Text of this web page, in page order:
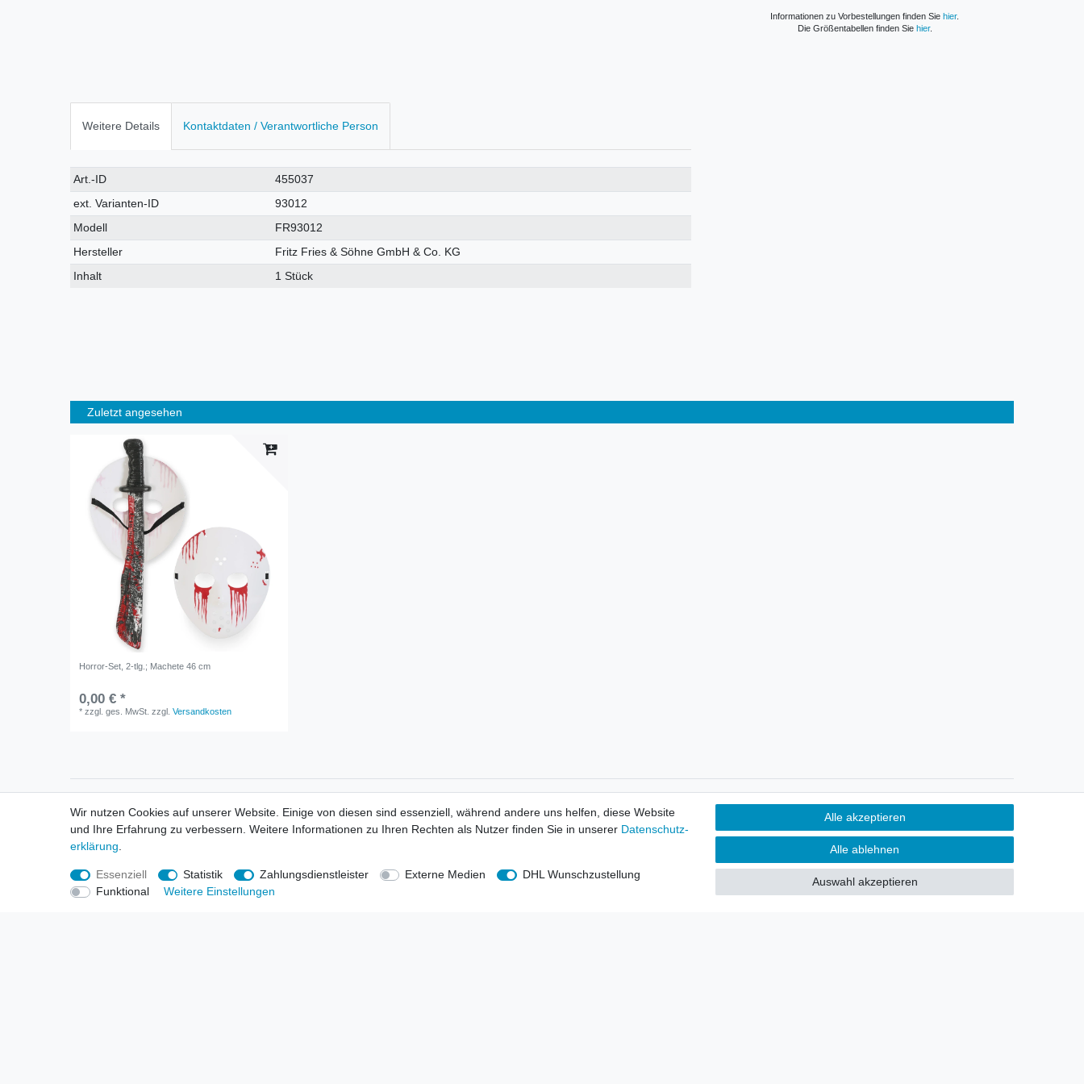
Informationen zu Vorbestellungen finden Sie hier.
Die Größentabellen finden Sie hier.
Weitere Details Kontaktdaten / Verantwortliche Person
Technisches
Merkmal
Wert
Art.-ID
455037
ext. Varianten-ID
93012
Modell
FR93012
Hersteller
Fritz Fries & Söhne GmbH & Co. KG
Inhalt
1 Stück
Zuletzt angesehen
Horror-Set, 2-tlg.; Machete 46 cm
0,00 € *
*zzgl. ges. MwSt. zzgl.Versandkosten
Informationen
Neukunden / New Accounts
Zahlung
Versandkosten
Entsorgungs- & Umweltbestimmungen
Größentabellen
Informationen
Händlerbund - rechtssicher verkaufen
Produkt-Kataloge
Über uns
Wir versenden mit
Sie möchten über neu eingetroffene
Lagerware oder Neuheiten
allgemein informiert werden?
Wir nutzen Cookies auf unserer Website. Einige von diesen sind essenziell, während andere uns helfen, diese Website
und Ihre Erfahrung zu verbessern. Weitere Informationen zu Ihren Rechten als Nutzer finden Sie in unserer Daten­schutz­
erklärung
Essenziell Statistik Zahlungsdienstleister Externe Medien
DHL Wunschzustellung
Funktional
Weitere Einstellungen
Alle akzeptieren
Alle ablehnen
Auswahl akzeptieren